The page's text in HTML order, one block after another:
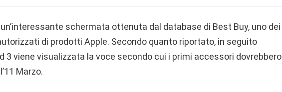
schermata ottenuta dal database di Best Buy, uno dei
di prodotti Apple. Secondo quanto riportato, in seguito
3 viene visualizzata la voce secondo cui i primi accessori dovrebbero
Marzo.